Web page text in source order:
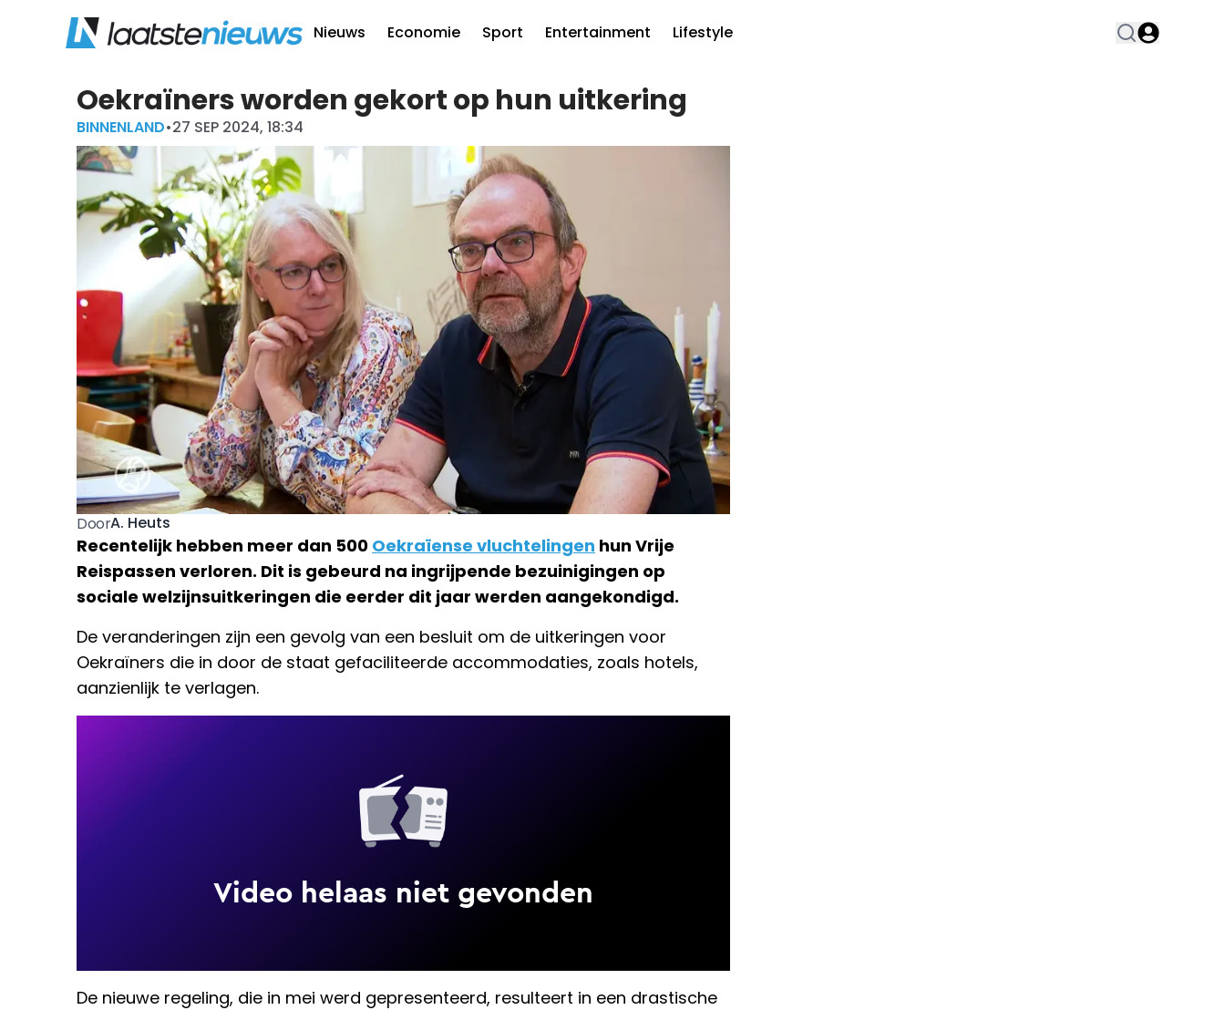
Nieuws Economie Sport Entertainment Lifestyle
Oekraïners worden gekort op hun uitkering
BINNENLAND•27 SEP 2024, 18:34
DoorA. Heuts
Recentelijk hebben meer dan 500 Oekraïense vluchtelingen hun Vrije
Reispassen verloren. Dit is gebeurd na ingrijpende bezuinigingen op
sociale welzijnsuitkeringen die eerder dit jaar werden aangekondigd.
De veranderingen zijn een gevolg van een besluit om de uitkeringen voor
Oekraïners die in door de staat gefaciliteerde accommodaties, zoals hotels,
aanzienlijk te verlagen.
De nieuwe regeling, die in mei werd gepresenteerd, resulteert in een drastische